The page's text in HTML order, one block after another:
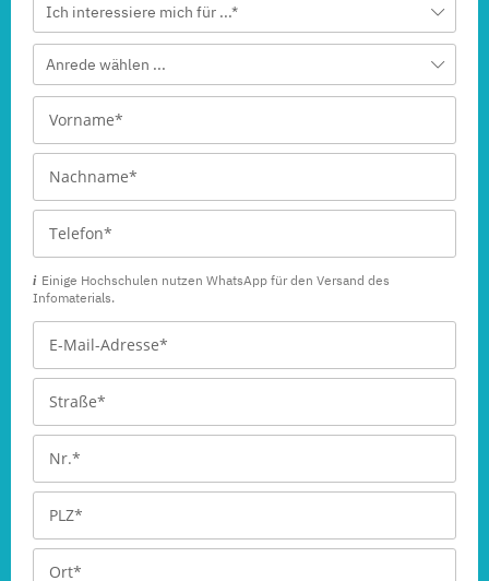
Ich interessiere mich für ...*
Anrede wählen ...
Einige Hochschulen nutzen WhatsApp für den Versand des
Infomaterials.